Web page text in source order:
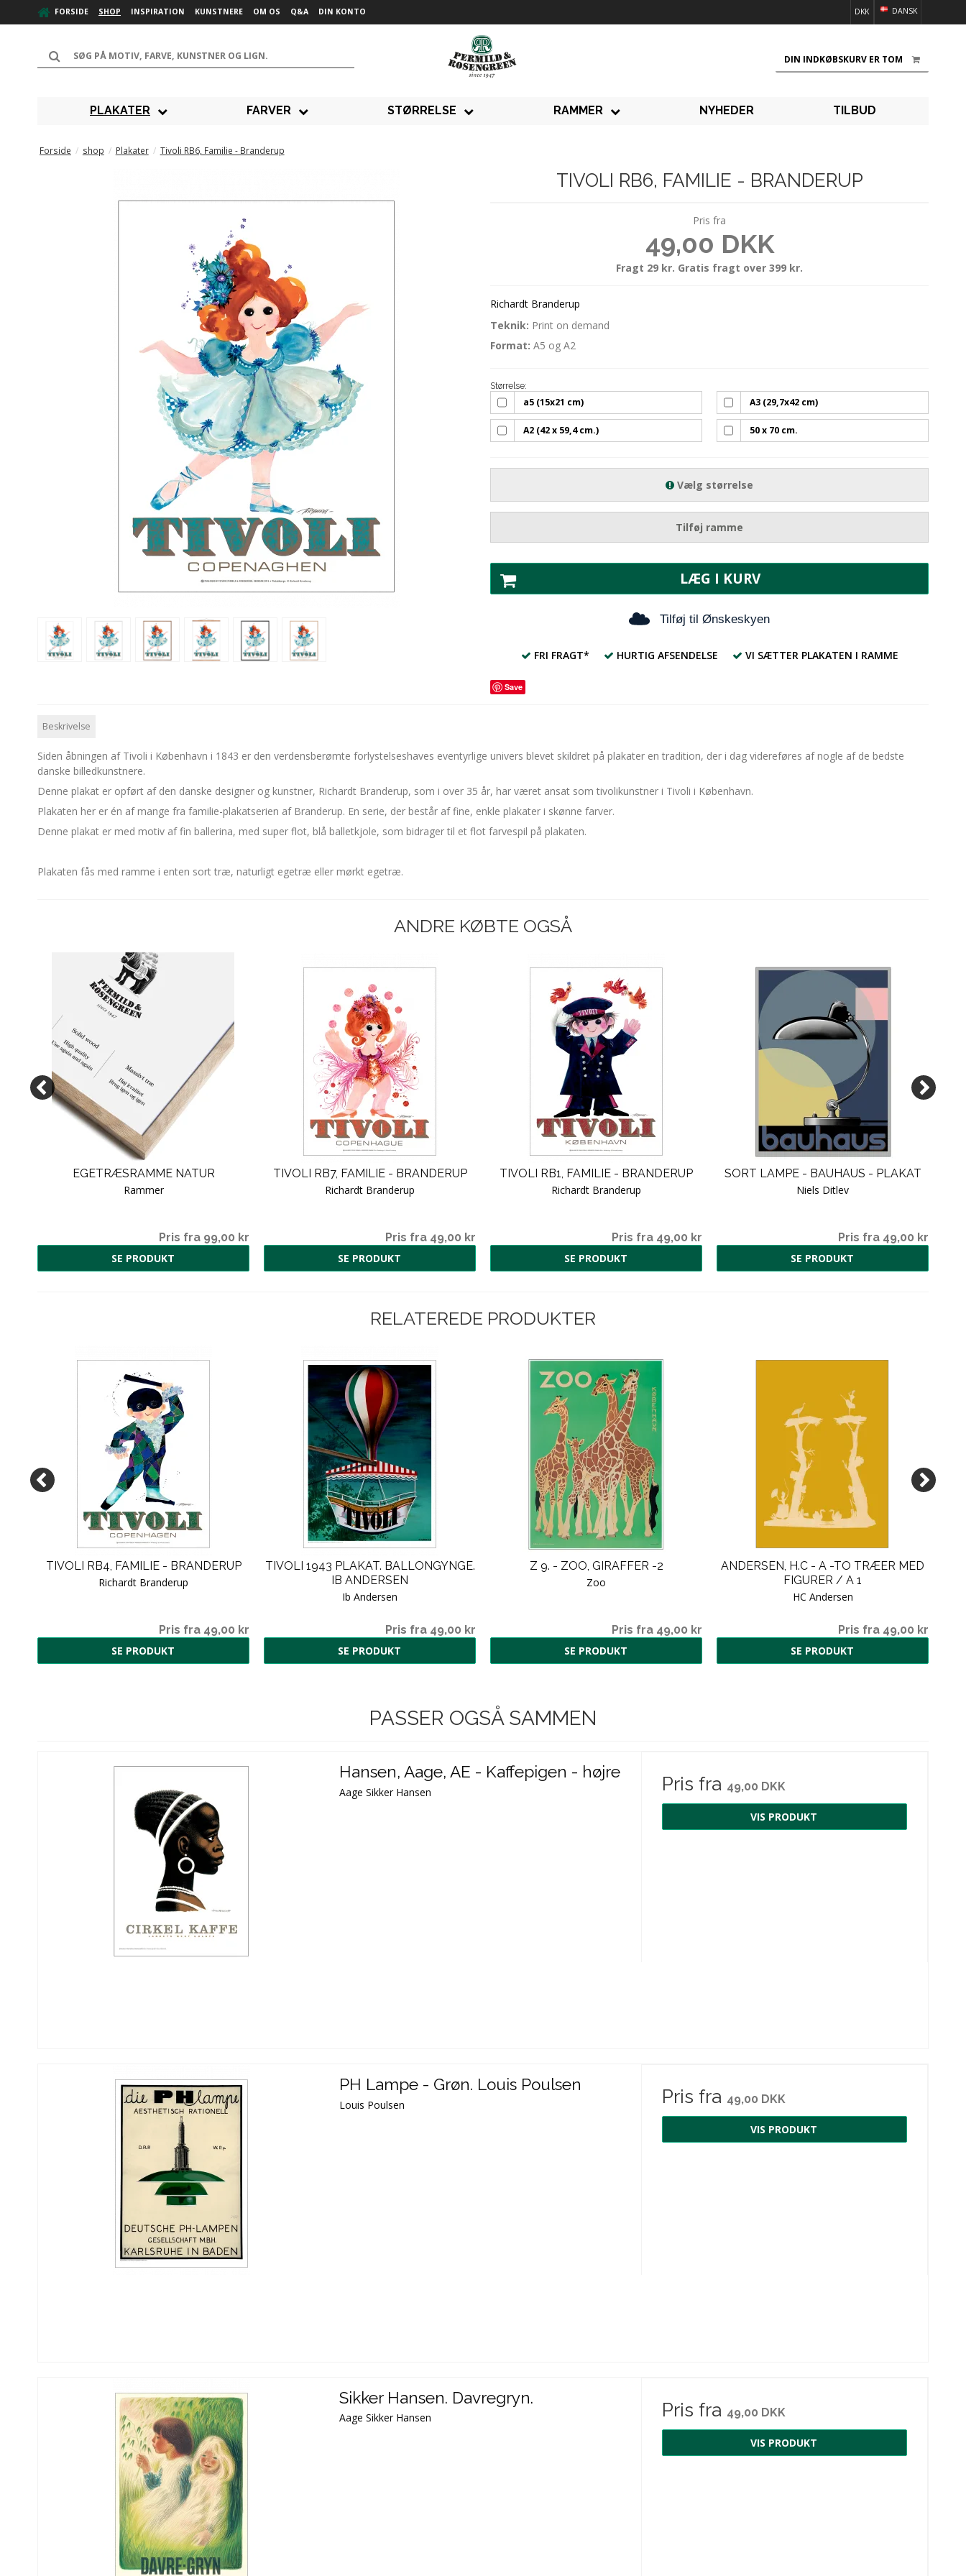
FORSIDE SHOP INSPIRATION KUNSTNERE OM OS Q&A DIN KONTO DANSK
DKK
DIN INDKØBSKURV ER TOM
PLAKATER FARVER STØRRELSE RAMMER NYHEDER TILBUD
Forside / shop / Plakater / Tivoli RB6, Familie - Branderup
TIVOLI RB6, FAMILIE - BRANDERUP
Pris fra
49,00 DKK
Fragt 29 kr. Gratis fragt over 399 kr.
Richardt Branderup
Teknik: Print on demand
Format: A5 og A2
Størrelse:
a5 (15x21 cm) A3 (29,7x42 cm)
A2 (42 x 59,4 cm.) 50 x 70 cm.
Vælg størrelse
Tilføj ramme
LÆG I KURV
Tilføj til Ønskeskyen
FRI FRAGT* HURTIG AFSENDELSE VI SÆTTER PLAKATEN I RAMME
Save
Beskrivelse
Siden åbningen af Tivoli i København i 1843 er den verdensberømte forlystelseshaves eventyrlige univers blevet skildret på plakater en tradition, der i dag videreføres af nogle af de bedste
danske billedkunstnere.
Denne plakat er opført af den danske designer og kunstner, Richardt Branderup, som i over 35 år, har været ansat som tivolikunstner i Tivoli i København.
Plakaten her er én af mange fra familie-plakatserien af Branderup. En serie, der består af fine, enkle plakater i skønne farver.
Denne plakat er med motiv af fin ballerina, med super flot, blå balletkjole, som bidrager til et flot farvespil på plakaten.
Plakaten fås med ramme i enten sort træ, naturligt egetræ eller mørkt egetræ.
ANDRE KØBTE OGSÅ
EGETRÆSRAMME NATUR
Rammer
Pris fra 99,00 kr
SE PRODUKT
TIVOLI RB7, FAMILIE - BRANDERUP
Richardt Branderup
Pris fra 49,00 kr
SE PRODUKT
TIVOLI RB1, FAMILIE - BRANDERUP
Richardt Branderup
Pris fra 49,00 kr
SE PRODUKT
SORT LAMPE - BAUHAUS - PLAKAT
Niels Ditlev
Pris fra 49,00 kr
SE PRODUKT
RELATEREDE PRODUKTER
TIVOLI RB4, FAMILIE - BRANDERUP
Richardt Branderup
Pris fra 49,00 kr
SE PRODUKT
TIVOLI 1943 PLAKAT. BALLONGYNGE.
IB ANDERSEN
Ib Andersen
Pris fra 49,00 kr
SE PRODUKT
Z 9. - ZOO, GIRAFFER -2
Zoo
Pris fra 49,00 kr
SE PRODUKT
ANDERSEN, H.C - A -TO TRÆER MED
FIGURER / A 1
HC Andersen
Pris fra 49,00 kr
SE PRODUKT
PASSER OGSÅ SAMMEN
Hansen, Aage, AE - Kaffepigen - højre
Aage Sikker Hansen Pris fra 49,00 DKK
VIS PRODUKT
PH Lampe - Grøn. Louis Poulsen
Louis Poulsen Pris fra 49,00 DKK
VIS PRODUKT
Sikker Hansen. Davregryn.
Aage Sikker Hansen Pris fra 49,00 DKK
VIS PRODUKT